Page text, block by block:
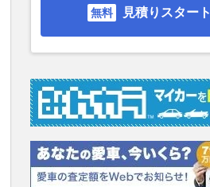
見積りスタート